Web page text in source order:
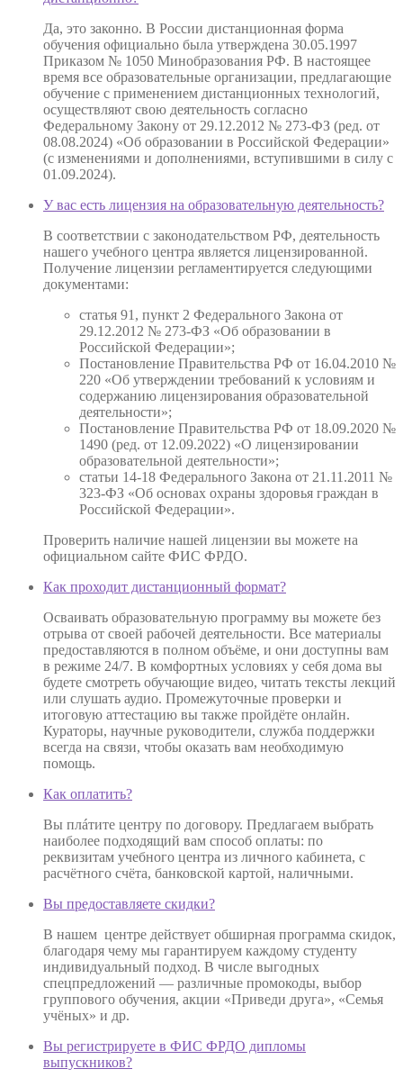
Да, это законно. В России дистанционная форма
обучения официально была утверждена 30.05.1997
Приказом № 1050 Минобразования РФ. В настоящее
время все образовательные организации, предлагающие
обучение с применением дистанционных технологий,
осуществляют свою деятельность согласно
Федеральному Закону от 29.12.2012 № 273-ФЗ (ред. от
08.08.2024) «Об образовании в Российской Федерации»
(с изменениями и дополнениями, вступившими в силу с
01.09.2024).
У вас есть лицензия на образовательную деятельность?
В соответствии с законодательством РФ, деятельность
нашего учебного центра является лицензированной.
Получение лицензии регламентируется следующими
документами:
статья 91, пункт 2 Федерального Закона от
29.12.2012 № 273-ФЗ «Об образовании в
Российской Федерации»;
Постановление Правительства РФ от 16.04.2010 №
220 «Об утверждении требований к условиям и
содержанию лицензирования образовательной
деятельности»;
Постановление Правительства РФ от 18.09.2020 №
1490 (ред. от 12.09.2022) «О лицензировании
образовательной деятельности»;
статьи 14-18 Федерального Закона от 21.11.2011 №
323-ФЗ «Об основах охраны здоровья граждан в
Российской Федерации».
Проверить наличие нашей лицензии вы можете на
официальном сайте ФИС ФРДО.
Как проходит дистанционный формат?
Осваивать образовательную программу вы можете без
отрыва от своей рабочей деятельности. Все материалы
предоставляются в полном объёме, и они доступны вам
в режиме 24/7. В комфортных условиях у себя дома вы
будете смотреть обучающие видео, читать тексты лекций
или слушать аудио. Промежуточные проверки и
итоговую аттестацию вы также пройдёте онлайн.
Кураторы, научные руководители, служба поддержки
всегда на связи, чтобы оказать вам необходимую
помощь.
Как оплатить?
Вы плáтите центру по договору. Предлагаем выбрать
наиболее подходящий вам способ оплаты: по
реквизитам учебного центра из личного кабинета, с
расчётного счёта, банковской картой, наличными.
Вы предоставляете скидки?
В нашем центре действует обширная программа скидок,
благодаря чему мы гарантируем каждому студенту
индивидуальный подход. В числе выгодных
спецпредложений — различные промокоды, выбор
группового обучения, акции «Приведи друга», «Семья
учёных» и др.
Вы регистрируете в ФИС ФРДО дипломы
выпускников?